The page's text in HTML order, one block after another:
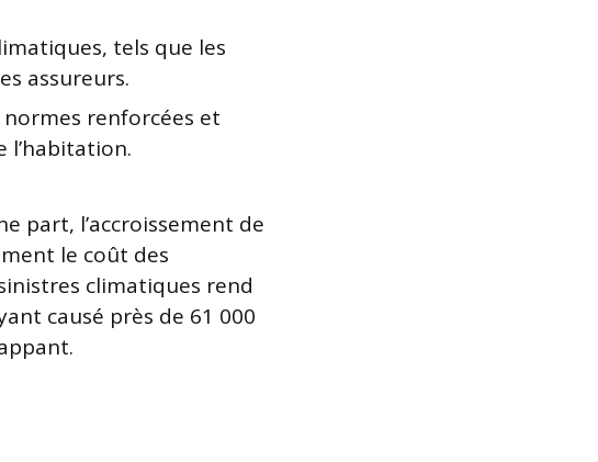
tels que les
assureurs.
normes renforcées et
l’habitation.
part, l’accroissement de
le coût des
climatiques rend
causé près de 61 000